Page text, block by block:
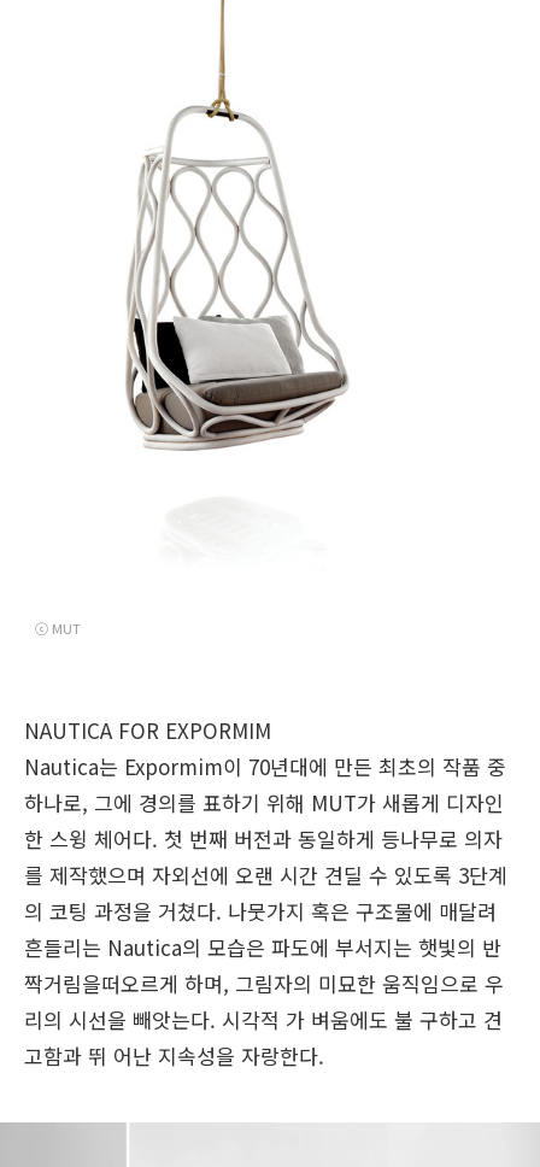
ⓒ MUT
NAUTICA FOR EXPORMIM
Nautica는 Expormim이 70년대에 만든 최초의 작품 중
하나로, 그에 경의를 표하기 위해 MUT가 새롭게 디자인
한 스윙 체어다. 첫 번째 버전과 동일하게 등나무로 의자
를 제작했으며 자외선에 오랜 시간 견딜 수 있도록 3단계
의 코팅 과정을 거쳤다. 나뭇가지 혹은 구조물에 매달려
흔들리는 Nautica의 모습은 파도에 부서지는 햇빛의 반
짝거림을떠오르게 하며, 그림자의 미묘한 움직임으로 우
리의 시선을 빼앗는다. 시각적 가 벼움에도 불 구하고 견
고함과 뛰 어난 지속성을 자랑한다.